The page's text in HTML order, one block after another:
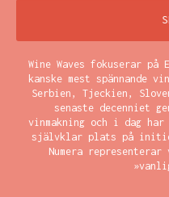
Wine Waves fokuserar på
kanske mest spännande
Serbien, Tjeckien,
senaste decenniet
vinmakning och i dag
självklar plats på
Numera